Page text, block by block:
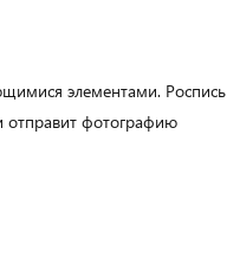
элементами. Роспись
отправит фотографию